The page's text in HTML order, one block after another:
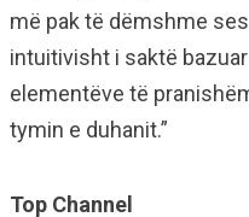
më pak të dëmshme
intuitivisht i saktë
elementëve të
tymin e duhanit.”
Top Channel